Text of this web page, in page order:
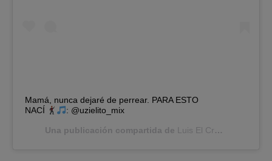
Mamá, nunca dejaré de perrear. PARA ESTO
NACÍ
: @uzielito_mix
Una publicación compartida de Luis El Crack